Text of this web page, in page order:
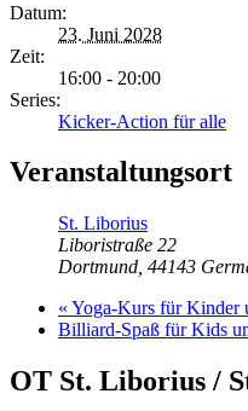
Datum:
23. Juni 2028
Zeit:
16:00 - 20:00
Series:
Kicker-Action für alle
Veranstaltungsort
St. Liborius
Liboristraße 22
Dortmund 44143
« Yoga-Kurs für Kinder
Billiard-Spaß für Kids
OT St. Liborius /